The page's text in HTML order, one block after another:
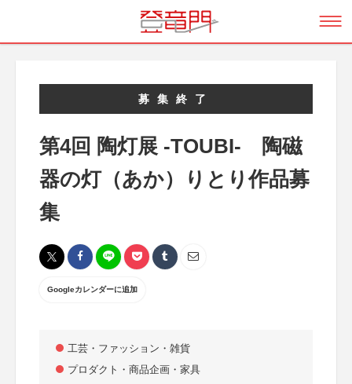
募集終了
第4回 陶灯展 -TOUBI- 陶磁
器の灯（あか）りとり作品募
集
Googleカレンダーに追加
工芸・ファッション・雑貨
プロダクト・商品企画・家具